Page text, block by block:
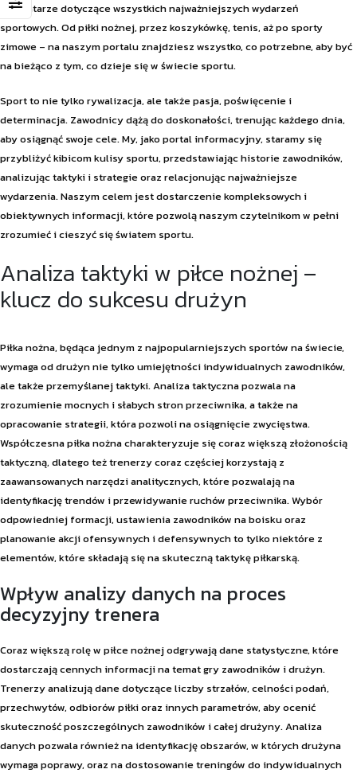
komentarze dotyczące wszystkich najważniejszych wydarzeń
sportowych. Od piłki nożnej, przez koszykówkę, tenis, aż po sporty
zimowe – na naszym portalu znajdziesz wszystko, co potrzebne, aby być
na bieżąco z tym, co dzieje się w świecie sportu.
Sport to nie tylko rywalizacja, ale także pasja, poświęcenie i
determinacja. Zawodnicy dążą do doskonałości, trenując każdego dnia,
aby osiągnąć swoje cele. My, jako portal informacyjny, staramy się
przybliżyć kibicom kulisy sportu, przedstawiając historie zawodników,
analizując taktyki i strategie oraz relacjonując najważniejsze
wydarzenia. Naszym celem jest dostarczenie kompleksowych i
obiektywnych informacji, które pozwolą naszym czytelnikom w pełni
zrozumieć i cieszyć się światem sportu.
Analiza taktyki w piłce nożnej –
klucz do sukcesu drużyn
Piłka nożna, będąca jednym z najpopularniejszych sportów na świecie,
wymaga od drużyn nie tylko umiejętności indywidualnych zawodników,
ale także przemyślanej taktyki. Analiza taktyczna pozwala na
zrozumienie mocnych i słabych stron przeciwnika, a także na
opracowanie strategii, która pozwoli na osiągnięcie zwycięstwa.
Współczesna piłka nożna charakteryzuje się coraz większą złożonością
taktyczną, dlatego też trenerzy coraz częściej korzystają z
zaawansowanych narzędzi analitycznych, które pozwalają na
identyfikację trendów i przewidywanie ruchów przeciwnika. Wybór
odpowiedniej formacji, ustawienia zawodników na boisku oraz
planowanie akcji ofensywnych i defensywnych to tylko niektóre z
elementów, które składają się na skuteczną taktykę piłkarską.
Wpływ analizy danych na proces
decyzyjny trenera
Coraz większą rolę w piłce nożnej odgrywają dane statystyczne, które
dostarczają cennych informacji na temat gry zawodników i drużyn.
Trenerzy analizują dane dotyczące liczby strzałów, celności podań,
przechwytów, odbiorów piłki oraz innych parametrów, aby ocenić
skuteczność poszczególnych zawodników i całej drużyny. Analiza
danych pozwala również na identyfikację obszarów, w których drużyna
wymaga poprawy, oraz na dostosowanie treningów do indywidualnych